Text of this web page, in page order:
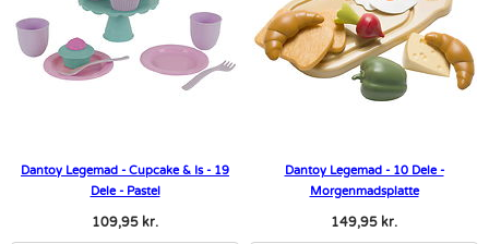
Dantoy Legemad - Cupcake & Is - 19
Dele - Pastel
109,95 kr.
Dantoy Legemad - 10 Dele -
Morgenmadsplatte
149,95 kr.